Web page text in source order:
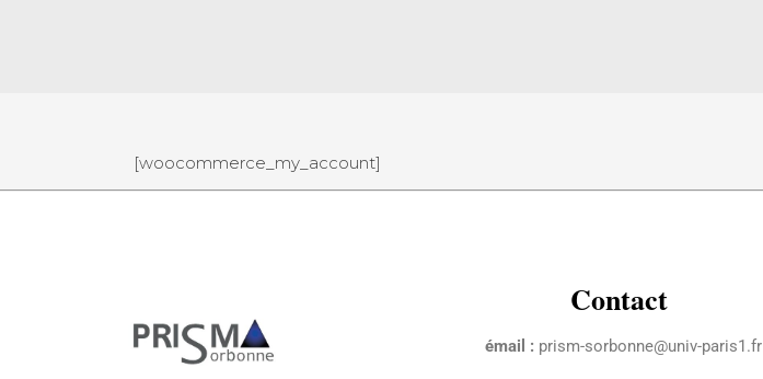
[woocommerce_my_account]
Contact
émail : prism-sorbonne@univ-paris1.fr